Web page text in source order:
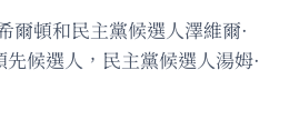
爾頓和民主黨候選人澤維爾·
候選人，民主黨候選人湯姆·